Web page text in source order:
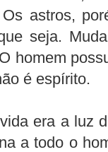
astros,
seja.
homem
é espírito.
era a luz
a todo o